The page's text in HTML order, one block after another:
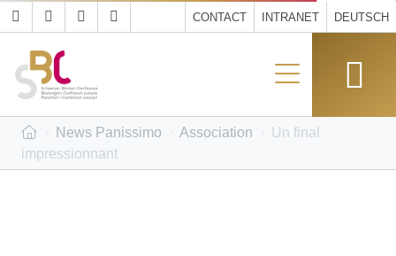
CONTACT INTRANET DEUTSCH
News Panissimo Association
Un final
impressionnant